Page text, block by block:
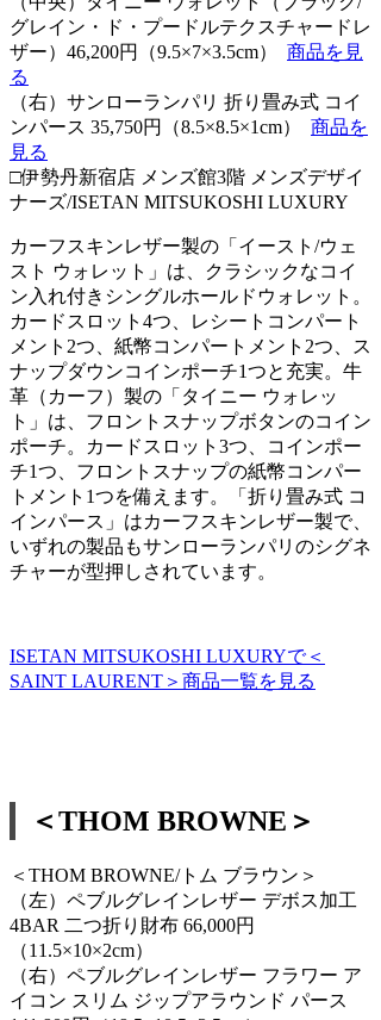
グレイン・ド・プードルテクスチャードレ
ザー）46,200円（9.5×7×3.5cm） 商品を見
る
（右）サンローランパリ 折り畳み式 コイ
ンパース 35,750円（8.5×8.5×1cm） 商品を
見る
□伊勢丹新宿店 メンズ館3階 メンズデザイ
ナーズ/ISETAN MITSUKOSHI LUXURY
カーフスキンレザー製の「イースト/ウェ
スト ウォレット」は、クラシックなコイ
ン入れ付きシングルホールドウォレット。
カードスロット4つ、レシートコンパート
メント2つ、紙幣コンパートメント2つ、ス
ナップダウンコインポーチ1つと充実。牛
革（カーフ）製の「タイニー ウォレッ
ト」は、フロントスナップボタンのコイン
ポーチ。カードスロット3つ、コインポー
チ1つ、フロントスナップの紙幣コンパー
トメント1つを備えます。「折り畳み式 コ
インパース」はカーフスキンレザー製で、
いずれの製品もサンローランパリのシグネ
チャーが型押しされています。
ISETAN MITSUKOSHI LUXURYで＜
SAINT LAURENT＞商品一覧を見る
＜THOM BROWNE＞
＜THOM BROWNE/トム ブラウン＞
（左）ペブルグレインレザー デボス加工
4BAR 二つ折り財布 66,000円
（11.5×10×2cm）
（右）ペブルグレインレザー フラワー ア
イコン スリム ジップアラウンド パース